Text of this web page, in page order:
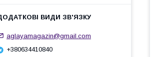
aglayamagazin@gmail.com
+380634410840